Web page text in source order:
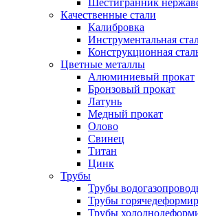
Шестигранник
Качественные стали
Калибровка
Инструментальная
Конструкционная
Цветные металлы
Алюминиевый прокат
Бронзовый прокат
Латунь
Медный прокат
Олово
Свинец
Титан
Цинк
Трубы
Трубы
Трубы
Трубы